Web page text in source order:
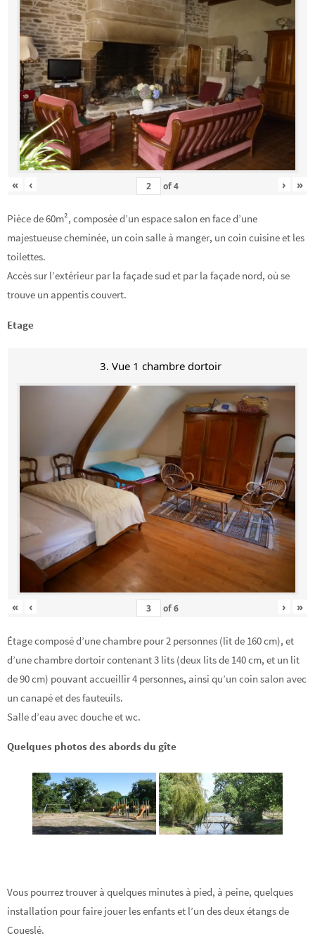
« ‹ of4 › »
Pièce de 60m², composée d’un espace salon en face d’une
majestueuse cheminée, un coin salle à manger, un coin cuisine et les
toilettes.
Accès sur l’extérieur par la façade sud et par la façade nord, où se
trouve un appentis couvert.
Etage
3. Vue 1 chambre dortoir
« ‹ of6 › »
Étage composé d’une chambre pour 2 personnes (lit de 160 cm), et
d’une chambre dortoir contenant 3 lits (deux lits de 140 cm, et un lit
de 90 cm) pouvant accueillir 4 personnes, ainsi qu’un coin salon avec
un canapé et des fauteuils.
Salle d’eau avec douche et wc.
Quelques photos des abords du gîte
Vous pourrez trouver à quelques minutes à pied, à peine, quelques
installation pour faire jouer les enfants et l’un des deux étangs de
Coueslé.